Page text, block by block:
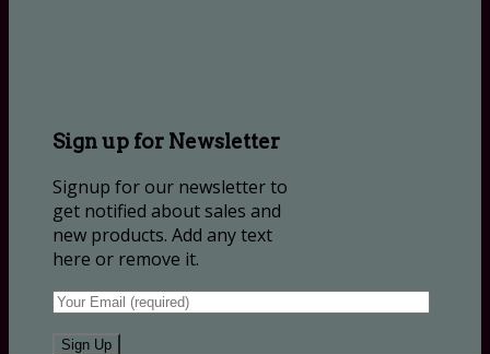
Sign up for Newsletter
Signup for our newsletter to
get notified about sales and
new products. Add any text
here or remove it.